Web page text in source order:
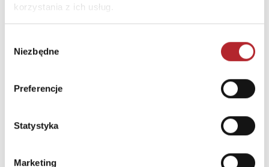
korzystania z ich usług.
zgody
Niezbędne
Preferencje
Statystyka
Marketing
Marcel Moss
W obronie męża